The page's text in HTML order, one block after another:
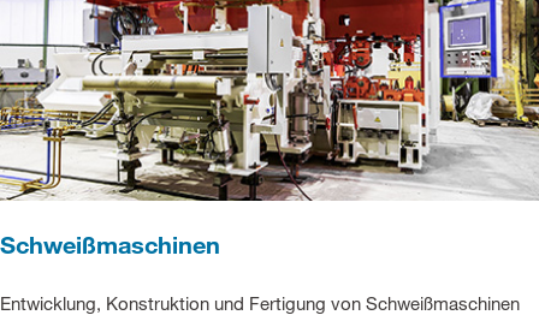
Schweißmaschinen
Entwicklung, Konstruktion und Fertigung von Schweißmaschinen